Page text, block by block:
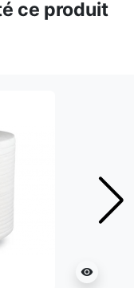
ce produit
visibility